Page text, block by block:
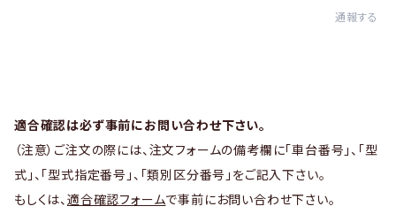
通報する
適合確認は必ず事前にお問い合わせ下さい。
（注意）ご注文の際には、注文フォームの備考欄に「車台番号」、「型
式」、「型式指定番号」、「類別区分番号」をご記入下さい。
もしくは、 適合確認フォームで事前にお問い合わせ下さい。